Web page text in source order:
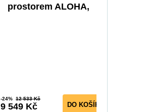
prostorem ALOHA,
-24% 12 533 Kč
9 549 Kč DO KOŠÍKU